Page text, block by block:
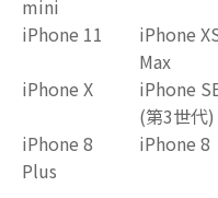
mini
iPhone 11
iPhone
Max
iPhone X
iPhone
(第3世代)
iPhone 8
Plus
iPhone 8